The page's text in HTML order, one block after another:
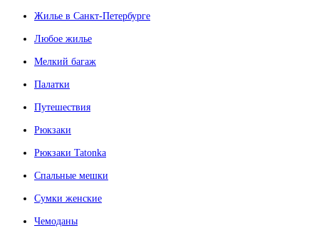
Жилье в Санкт-Петербурге
Любое жилье
Мелкий багаж
Палатки
Путешествия
Рюкзаки
Рюкзаки Tatonka
Спальные мешки
Сумки женские
Чемоданы